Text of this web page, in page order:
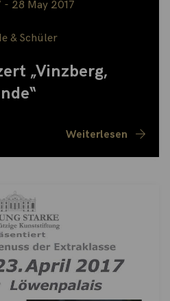
- 28 May 2017
& Schüler
„Vinzberg,
Weiterlesen